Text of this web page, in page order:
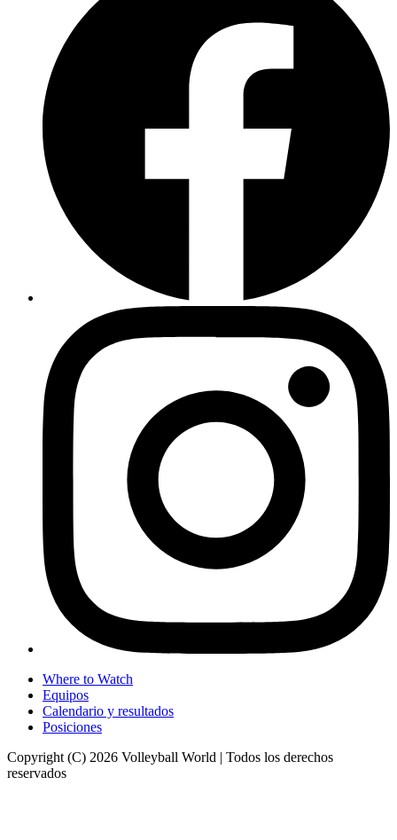
Where to Watch
Equipos
Calendario y resultados
Posiciones
Copyright (C) 2026 Volleyball World | Todos los derechos
reservados